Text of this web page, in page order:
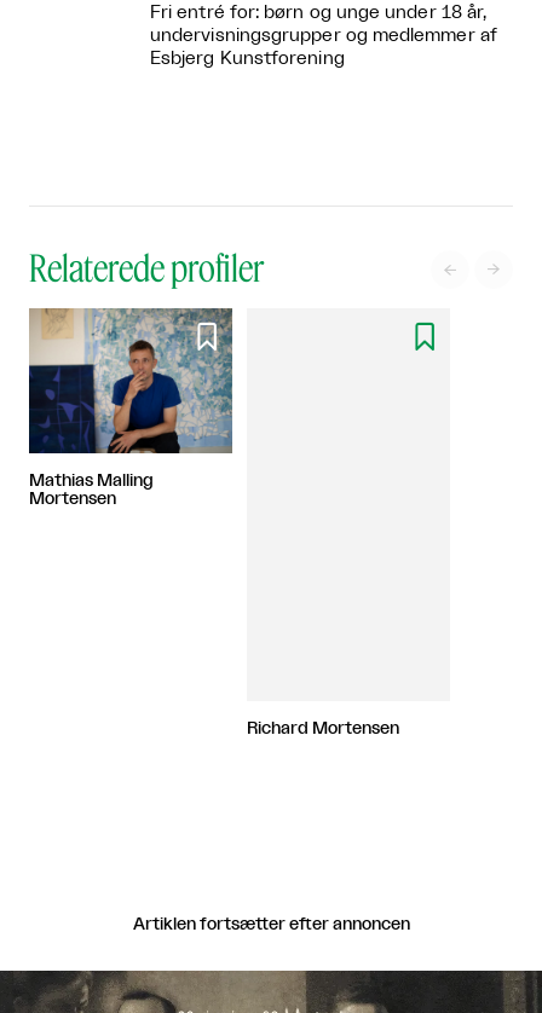
Fri entré for: børn og unge under 18 år,
undervisningsgrupper og medlemmer af
Esbjerg Kunstforening
Relaterede profiler  

Mathias Malling
Mortensen

Richard Mortensen
Artiklen fortsætter efter annoncen